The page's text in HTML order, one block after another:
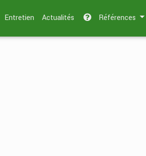
Entretien Actualités Références